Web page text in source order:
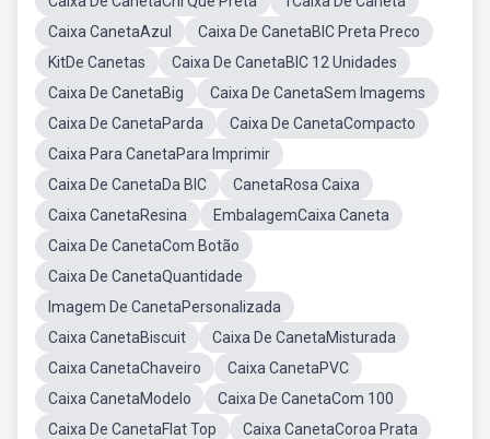
Caixa CanetaAzul
Caixa De CanetaBIC Preta Preco
KitDe Canetas
Caixa De CanetaBIC 12 Unidades
Caixa De CanetaBig
Caixa De CanetaSem Imagems
Caixa De CanetaParda
Caixa De CanetaCompacto
Caixa Para CanetaPara Imprimir
Caixa De CanetaDa BIC
CanetaRosa Caixa
Caixa CanetaResina
EmbalagemCaixa Caneta
Caixa De CanetaCom Botão
Caixa De CanetaQuantidade
Imagem De CanetaPersonalizada
Caixa CanetaBiscuit
Caixa De CanetaMisturada
Caixa CanetaChaveiro
Caixa CanetaPVC
Caixa CanetaModelo
Caixa De CanetaCom 100
Caixa De CanetaFlat Top
Caixa CanetaCoroa Prata